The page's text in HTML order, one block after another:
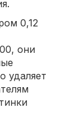
0,12
они
удаляет